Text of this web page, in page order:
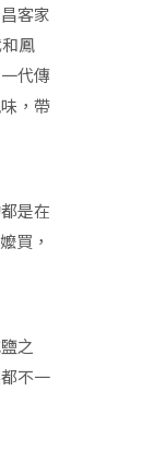
客家
鳳
代傳
，帶
是在
買，
之
不一